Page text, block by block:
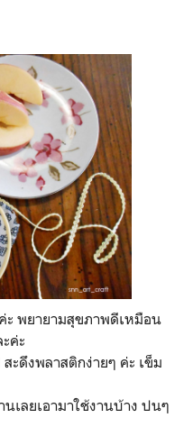
ะ พยายามสุขภาพดีเหมือน
ค่ะ
ดึงพลาสติกง่ายๆ ค่ะ เข็ม
นเลยเอามาใช้งานบ้าง ปนๆ